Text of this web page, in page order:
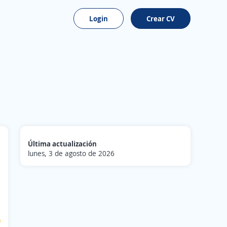
Login Crear CV
Última actualización
lunes, 3 de agosto de 2026